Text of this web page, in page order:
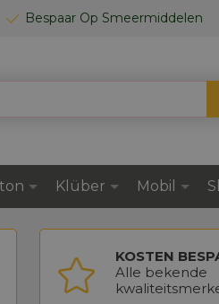
Bespaar Op Smeermiddelen
Klüber Mobil
KOSTEN
Alle bekende